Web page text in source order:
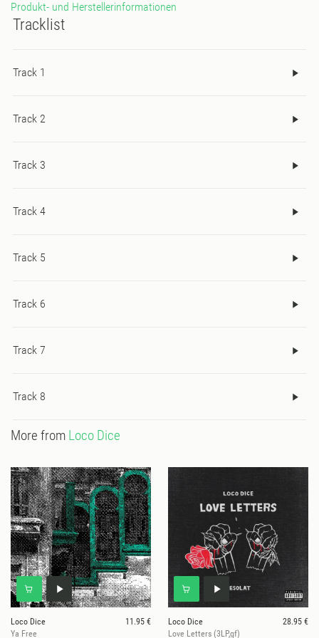
Produkt- und Herstellerinformationen
Tracklist
Track 1
Track 2
Track 3
Track 4
Track 5
Track 6
Track 7
Track 8
More from Loco Dice
Loco Dice
11.95 €
Ya Free
Loco Dice
28.95 €
Love Letters (3LP,gf)